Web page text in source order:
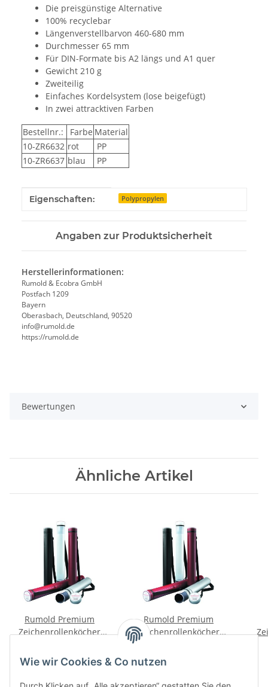
Wie wir Cookies & Co nutzen
Die preisgünstige Alternative
100% recyclebar
Längenverstellbarvon 460-680 mm
Durchmesser 65 mm
Für DIN-Formate bis A2 längs und A1 quer
Gewicht 210 g
Zweiteilig
Einfaches Kordelsystem (lose beigefügt)
In zwei attracktiven Farben
Bestellnr.: Farbe Material
10-ZR6632 rot
PP
10-ZR6637 blau PP
Produkteigenschaft
Wert
Eigenschaften: Polypropylen
Angaben zur Produktsicherheit
Herstellerinformationen:
Rumold & Ecobra GmbH
Postfach 1209
Bayern
Oberasbach, Deutschland, 90520
info@rumold.de
https://rumold.de
Bewertungen
Ähnliche Artikel
Rumold Premium
Zeichenrollenköcher
Rumold Premium
Zeichenrollenköcher